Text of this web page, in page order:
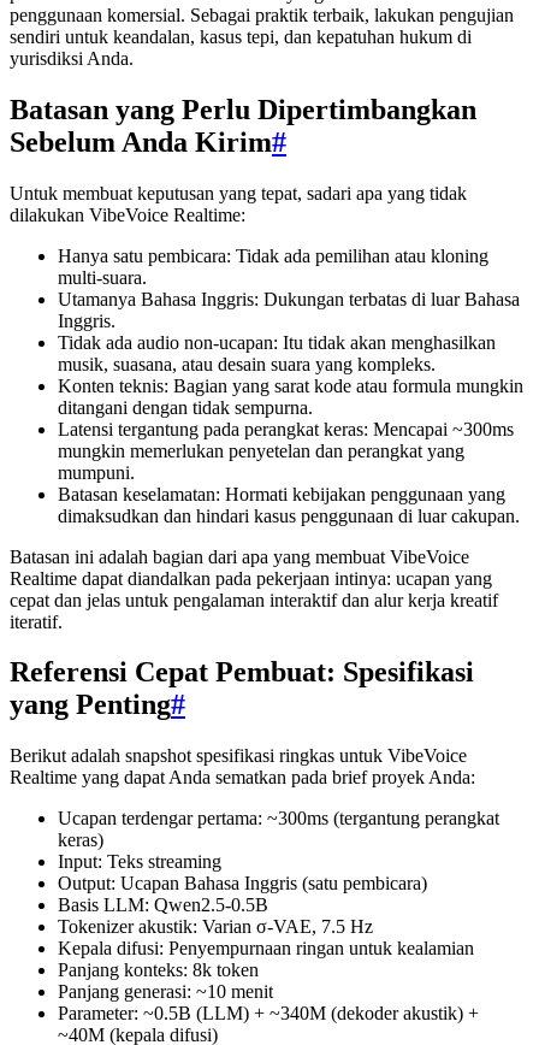
penggunaan komersial. Sebagai praktik terbaik, lakukan pengujian
sendiri untuk keandalan, kasus tepi, dan kepatuhan hukum di
yurisdiksi Anda.
Batasan yang Perlu Dipertimbangkan
Sebelum Anda Kirim#
Untuk membuat keputusan yang tepat, sadari apa yang tidak
dilakukan VibeVoice Realtime:
Hanya satu pembicara: Tidak ada pemilihan atau kloning
multi-suara.
Utamanya Bahasa Inggris: Dukungan terbatas di luar Bahasa
Inggris.
Tidak ada audio non-ucapan: Itu tidak akan menghasilkan
musik, suasana, atau desain suara yang kompleks.
Konten teknis: Bagian yang sarat kode atau formula mungkin
ditangani dengan tidak sempurna.
Latensi tergantung pada perangkat keras: Mencapai ~300ms
mungkin memerlukan penyetelan dan perangkat yang
mumpuni.
Batasan keselamatan: Hormati kebijakan penggunaan yang
dimaksudkan dan hindari kasus penggunaan di luar cakupan.
Batasan ini adalah bagian dari apa yang membuat VibeVoice
Realtime dapat diandalkan pada pekerjaan intinya: ucapan yang
cepat dan jelas untuk pengalaman interaktif dan alur kerja kreatif
iteratif.
Referensi Cepat Pembuat: Spesifikasi
yang Penting#
Berikut adalah snapshot spesifikasi ringkas untuk VibeVoice
Realtime yang dapat Anda sematkan pada brief proyek Anda:
Ucapan terdengar pertama: ~300ms (tergantung perangkat
keras)
Input: Teks streaming
Output: Ucapan Bahasa Inggris (satu pembicara)
Basis LLM: Qwen2.5-0.5B
Tokenizer akustik: Varian σ-VAE, 7.5 Hz
Kepala difusi: Penyempurnaan ringan untuk kealamian
Panjang konteks: 8k token
Panjang generasi: ~10 menit
Parameter: ~0.5B (LLM) + ~340M (dekoder akustik) +
~40M (kepala difusi)